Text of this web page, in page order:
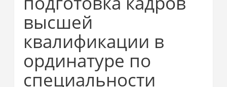
высшей
квалификации в
ординатуре по
специальности